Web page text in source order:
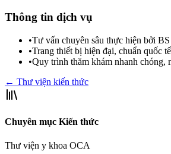
Thông tin dịch vụ
•Tư vấn chuyên sâu thực hiện bởi
•Trang thiết bị hiện đại, chuẩn quốc tế
•Quy trình thăm khám nhanh chóng,
← Thư viện kiến thức
Chuyên mục Kiến thức
Thư viện y khoa OCA